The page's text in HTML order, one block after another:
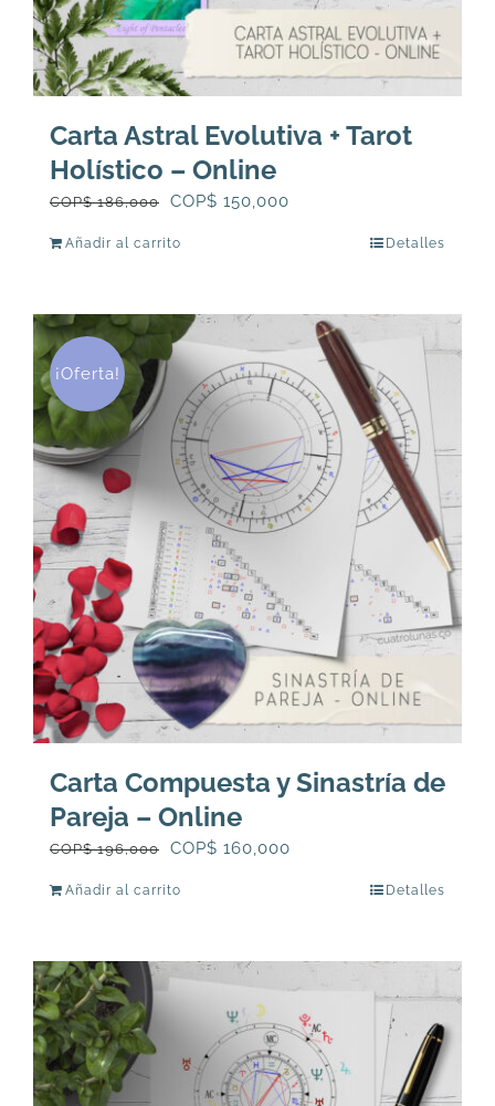
Carta Astral Evolutiva + Tarot
Holístico – Online
COP$186,000
El
COP$
186,000.
COP$ 150,000
COP$
150,000.
Añadir al carrito Detalles
¡Oferta!
Carta Compuesta y Sinastría de
Pareja – Online
COP$196,000
El
COP$
COP$ 160,000
COP$
160,000.
Añadir al carrito Detalles